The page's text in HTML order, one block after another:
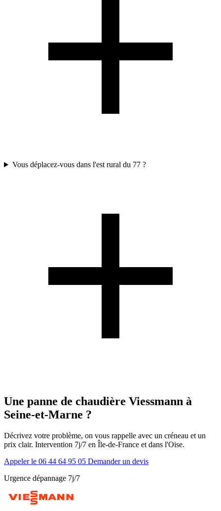
Vous déplacez-vous dans l'est rural du 77 ?
Une panne de chaudière Viessmann à
Seine-et-Marne ?
Décrivez votre problème, on vous rappelle avec un créneau et un
prix clair. Intervention 7j/7 en Île-de-France et dans l'Oise.
Appeler le 06 44 64 95 05 Demander un devis
Urgence dépannage 7j/7